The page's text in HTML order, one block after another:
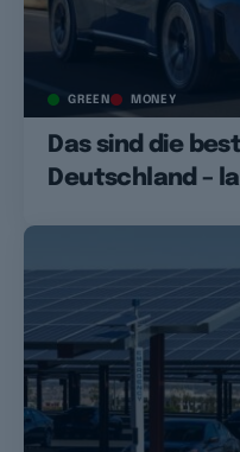
GREEN MONEY
Das sind die
Deutschland –